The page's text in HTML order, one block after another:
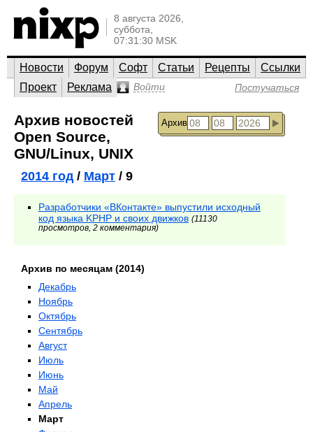
8 августа 2026,
суббота,
07:31:30 MSK
Новости Форум Софт Статьи Рецепты
Ссылки
Проект
Реклама Войти Постучаться
Архив
Архив новостей
Open Source,
GNU/Linux, UNIX
2014 год/ Март / 9
Разработчики «ВКонтакте» выпустили исходный
код языка KPHP и своих движков (11130
просмотров, 2 комментария)
Архив по месяцам (2014)
Декабрь
Ноябрь
Октябрь
Сентябрь
Август
Июль
Июнь
Май
Апрель
Март